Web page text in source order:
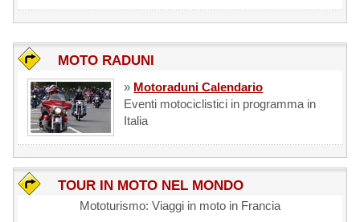
MOTO RADUNI
» Motoraduni Calendario
Eventi motociclistici in programma in
Italia
TOUR IN MOTO NEL MONDO
Mototurismo: Viaggi in moto in Francia